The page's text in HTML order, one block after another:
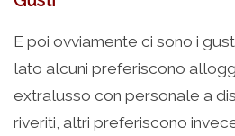
E poi ovviamente ci sono i
lato alcuni preferiscono
extralusso con personale a
riveriti, altri preferiscono